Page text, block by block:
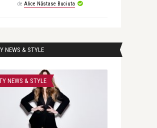
de Alice Năstase Buciuta
NEWS & STYLE
NEWS & STYLE